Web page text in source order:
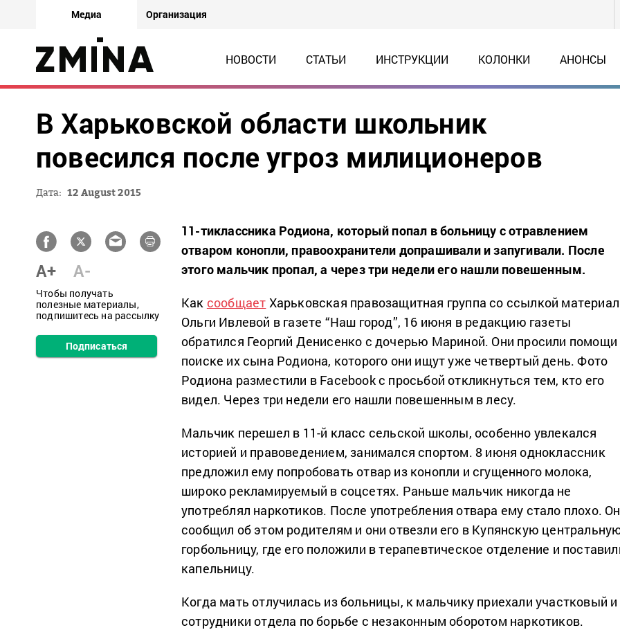
Медиа Организация
НОВОСТИ СТАТЬИ ИНСТРУКЦИИ КОЛОНКИ АНОНСЫ
В Харьковской области школьник
повесился после угроз милиционеров
Дата: 12 August 2015
A+ A-
Чтобы получать
полезные материалы,
подпишитесь на рассылку
Подписаться
11-тиклассника Родиона, который попал в больницу с отравлением
отваром конопли, правоохранители допрашивали и запугивали. После
этого мальчик пропал, а через три недели его нашли повешенным.
Как сообщает Харьковская правозащитная группа со ссылкой материал
Ольги Ивлевой в газете “Наш город”, 16 июня в редакцию газеты
обратился Георгий Денисенко с дочерью Мариной. Они просили помощи
поиске их сына Родиона, которого они ищут уже четвертый день. Фото
Родиона разместили в Facebook с просьбой откликнуться тем, кто его
видел. Через три недели его нашли повешенным в лесу.
Мальчик перешел в 11-й класс сельской школы, особенно увлекался
историей и правоведением, занимался спортом. 8 июня одноклассник
предложил ему попробовать отвар из конопли и сгущенного молока,
широко рекламируемый в соцсетях. Раньше мальчик никогда не
употреблял наркотиков. После употребления отвара ему стало плохо. Он
сообщил об этом родителям и они отвезли его в Купянскую
горбольницу, где его положили в терапевтическое отделение и
капельницу.
Когда мать отлучилась из больницы, к мальчику приехали участковый и
сотрудники отдела по борьбе с незаконным оборотом наркотиков.